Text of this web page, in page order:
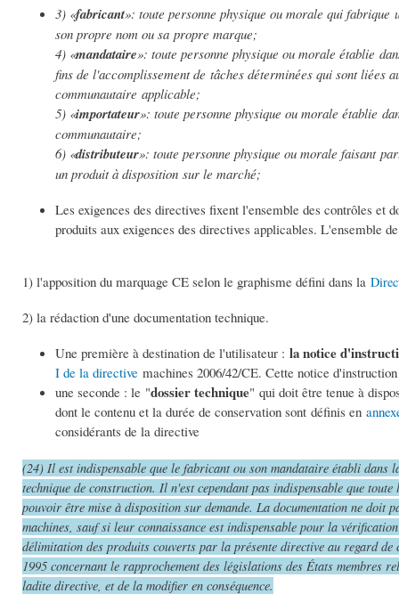
3) «fabricant»: toute personne physique ou morale qui
son propre nom ou sa propre marque;
4) «mandataire»: toute personne physique ou morale établie
fins de l'accomplissement de tâches déterminées qui sont
communautaire applicable;
5) «importateur»: toute personne physique ou morale établie
communautaire;
6) «distributeur»: toute personne physique ou morale faisant
un produit à disposition sur le marché;
Les exigences des directives fixent l'ensemble des contrôles
produits aux exigences des directives applicables. L'ensemble
1) l'apposition du marquage CE selon le graphisme défini dans la
2) la rédaction d'une documentation technique.
Une première à destination de l'utilisateur : la notice
I de la directive machines 2006/42/CE. Cette notice
une seconde : le "dossier technique" qui doit être tenue à
dont le contenu et la durée de conservation sont définis en
considérants de la directive
(24) Il est indispensable que le fabricant ou son mandataire établi
technique de construction. Il n'est cependant pas indispensable que
pouvoir être mise à disposition sur demande. La documentation ne doit
machines, sauf si leur connaissance est indispensable pour la
délimitation des produits couverts par la présente directive au regard
1995 concernant le rapprochement des législations des États membres
ladite directive, et de la modifier en conséquence.